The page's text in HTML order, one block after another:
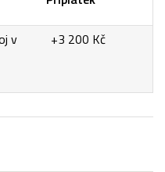
v
+3 200 Kč